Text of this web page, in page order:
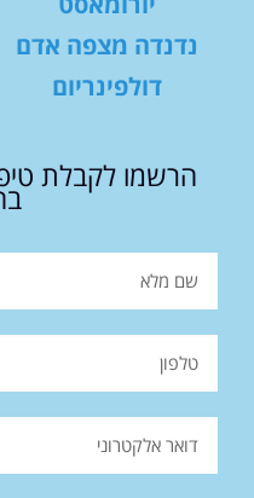
נדנדה מצפה אדם
דולפינריום
הרשמו לקבלת